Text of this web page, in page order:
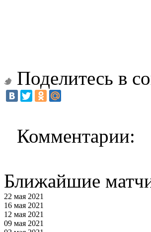
Поделитесь в
Комментарии:
Ближайшие
22 мая 2021
16 мая 2021
12 мая 2021
09 мая 2021